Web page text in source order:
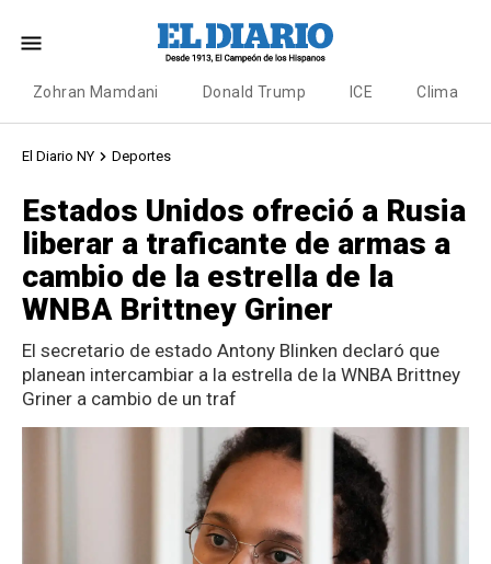
Zohran Mamdani Donald Trump ICE Clima
El Diario NY Deportes
Estados Unidos ofreció a Rusia
liberar a traficante de armas a
cambio de la estrella de la
WNBA Brittney Griner
El secretario de estado Antony Blinken declaró que
planean intercambiar a la estrella de la WNBA Brittney
Griner a cambio de un traf